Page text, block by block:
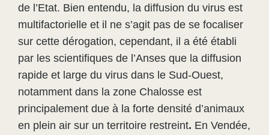
de l’Etat. Bien entendu, la diffusion du virus est
multifactorielle et il ne s’agit pas de se focaliser
sur cette dérogation, cependant, il a été établi
par les scientifiques de l’Anses que la diffusion
rapide et large du virus dans le Sud-Ouest,
notamment dans la zone Chalosse est
principalement due à la forte densité d’animaux
en plein air sur un territoire restreint. En Vendée,